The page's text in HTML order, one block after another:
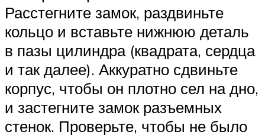
Расстегните замок, раздвиньте
кольцо и вставьте нижнюю деталь
в пазы цилиндра (квадрата, сердца
и так далее). Аккуратно сдвиньте
корпус, чтобы он плотно сел на дно,
и застегните замок разъемных
стенок. Проверьте, чтобы не было